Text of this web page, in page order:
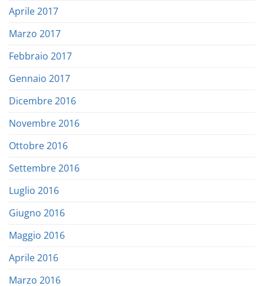
Aprile 2017
Marzo 2017
Febbraio 2017
Gennaio 2017
Dicembre 2016
Novembre 2016
Ottobre 2016
Settembre 2016
Luglio 2016
Giugno 2016
Maggio 2016
Aprile 2016
Marzo 2016